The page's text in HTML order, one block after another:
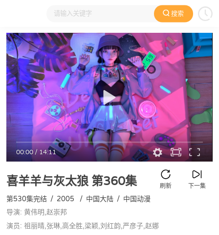
搜索
大家在看 日本动漫 国产动漫 欧美动漫 动漫电影
00:00/14:11
喜羊羊与灰太狼第360集 下一集
刷新
第530集完结 / 2005 / 中国大陆 / 中国动漫
导演: 黄伟明,赵崇邦
演员: 祖丽晴,张琳,高全胜,梁颖,刘红韵,严彦子,赵娜